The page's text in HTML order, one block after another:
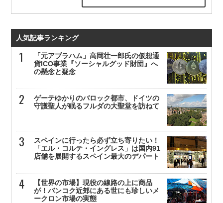
人気記事ランキング
「元アブラハム」高岡壮一郎氏の仮想通
貨ICO事業『ソーシャルグッド財団』へ
の懸念と疑念
ゲーテゆかりのバロック都市、ドイツの
守護聖人が眠るフルダの大聖堂を訪ねて
スペインに行ったら必ず立ち寄りたい！
「エル・コルテ・イングレス」は国内91
店舗を展開するスペイン最大のデパート
【世界の市場】現役の線路の上に商品
が！バンコク近郊にある世にも珍しいメ
ークロン市場の実態